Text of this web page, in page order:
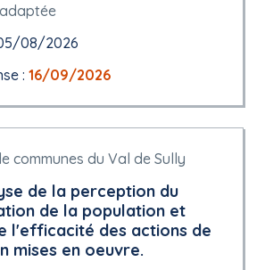
08/2026
: 16/09/2026
communes du Val de Sully
de la perception du
de la population et
l'efficacité des actions de
mises en oeuvre.